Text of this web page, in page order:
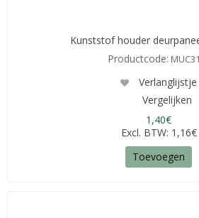
Kunststof houder
Productcode:
Verlanglijstje
Vergelijken
1,40€
Excl. BTW: 1,16€
Toevoegen